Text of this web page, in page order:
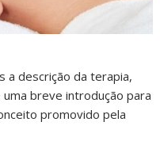
a descrição da terapia,
uma breve introdução para
promovido pela